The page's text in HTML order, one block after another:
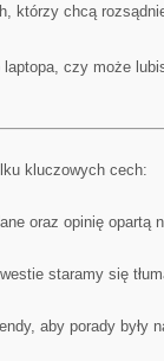
którzy chcą
czy może
kluczowych cech:
oraz opinię opartą
staramy się
aby porady były